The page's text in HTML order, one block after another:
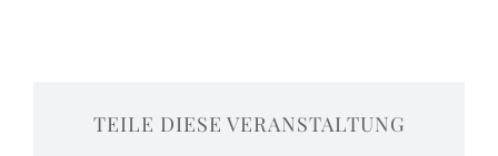
TEILE DIESE VERANSTALTUNG